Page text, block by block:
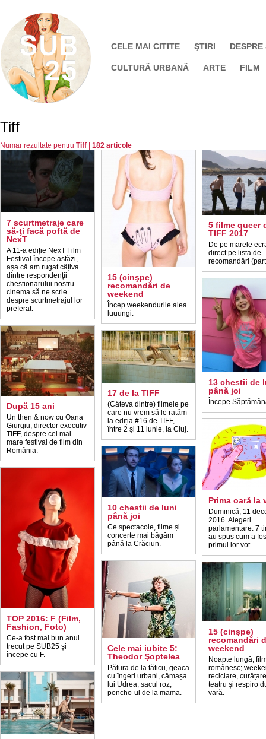
CELE MAI CITITE ŞTIRI DESPRE
CULTURĂ URBANĂ ARTE FILM
Tiff
Numar rezultate pentru Tiff 182 articole
7 scurtmetraje care
să-ţi facă poftă de
NexT
A 11-a ediție NexT Film
Festival începe astăzi,
așa că am rugat câțiva
dintre respondenții
chestionarului nostru
cinema să ne scrie
despre scurtmetrajul lor
preferat.
După 15 ani
Un then & now cu Oana
Giurgiu, director executiv
TIFF, despre cel mai
mare festival de film din
România.
TOP 2016: F (Film,
Fashion, Foto)
Ce-a fost mai bun anul
trecut pe SUB25 și
începe cu F.
15 (cinşpe)
recomandări de
weekend
Încep weekendurile alea
luuungi.
17 de la TIFF
(Câteva dintre) filmele pe
care nu vrem să le ratăm
la ediția #16 de TIFF,
între 2 și 11 iunie, la Cluj.
10 chestii de luni
până joi
Ce spectacole, filme și
concerte mai băgăm
până la Crăciun.
Cele mai iubite 5:
Theodor Şoptelea
Pătura de la tăticu, geaca
cu îngeri urbani, cămașa
lui Udrea, sacul roz,
poncho-ul de la mama.
5 filme queer
TIFF 2017
De pe marele
direct pe lista de
recomandări
13 chestii de
până joi
Începe
Prima oară la
Duminică, 11
2016. Alegeri
parlamentare. 7
au spus cum a
primul lor vot.
15 (cinşpe)
recomandări
weekend
Noapte lungă,
românesc;
reciclare,
teatru și respiro
vară.